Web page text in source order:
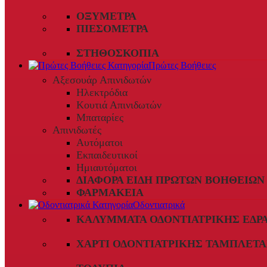
ΟΞΎΜΕΤΡΑ
ΠΙΕΣΌΜΕΤΡΑ
ΣΤΗΘΟΣΚΌΠΙΑ
Πρώτες Βοήθειες
Αξεσουάρ Απινιδωτών
Ηλεκτρόδια
Κουτιά Απινιδωτών
Μπαταρίες
Απινιδωτές
Αυτόματοι
Εκπαιδευτικοί
Ημιαυτόματοι
ΔΙΆΦΟΡΑ ΕΊΔΗ ΠΡΏΤΩΝ ΒΟΗΘΕΙΏΝ
ΦΑΡΜΑΚΕΊΑ
Οδοντιατρικά
ΚΑΛΎΜΜΑΤΑ ΟΔΟΝΤΙΑΤΡΙΚΉΣ
ΧΑΡΤΊ ΟΔΟΝΤΙΑΤΡΙΚΉΣ